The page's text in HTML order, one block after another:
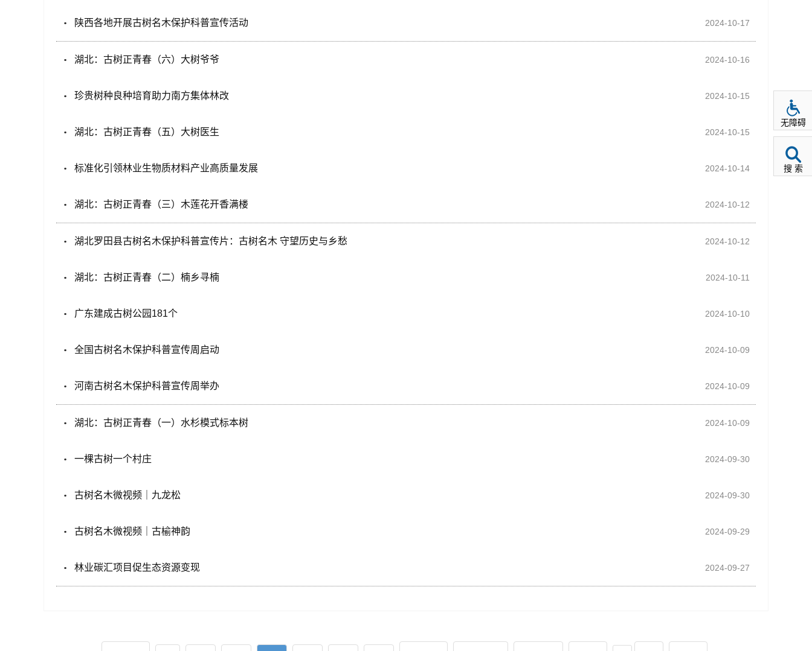
2024-10-17
陕西各地开展古树名木保护科普宣传活动
2024-10-16
湖北：古树正青春（六）大树爷爷
2024-10-15
珍贵树种良种培育助力南方集体林改
2024-10-15
湖北：古树正青春（五）大树医生
2024-10-14
标准化引领林业生物质材料产业高质量发展
2024-10-12
湖北：古树正青春（三）木莲花开香满楼
2024-10-12
湖北罗田县古树名木保护科普宣传片：古树名木 守望历史与乡愁
2024-10-11
湖北：古树正青春（二）楠乡寻楠
2024-10-10
广东建成古树公园181个
2024-10-09
全国古树名木保护科普宣传周启动
2024-10-09
河南古树名木保护科普宣传周举办
2024-10-09
湖北：古树正青春（一）水杉模式标本树
2024-09-30
一棵古树一个村庄
2024-09-30
古树名木微视频｜九龙松
2024-09-29
古树名木微视频｜古榆神韵
2024-09-27
林业碳汇项目促生态资源变现
无障碍
搜 索